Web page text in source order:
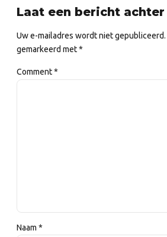
Laat een bericht achter
Uw e-mailadres wordt niet
gemarkeerd met *
Comment*
Naam *